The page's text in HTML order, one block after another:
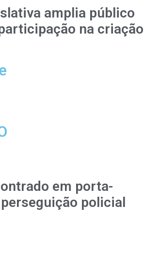
amplia público
na criação
em porta-
policial